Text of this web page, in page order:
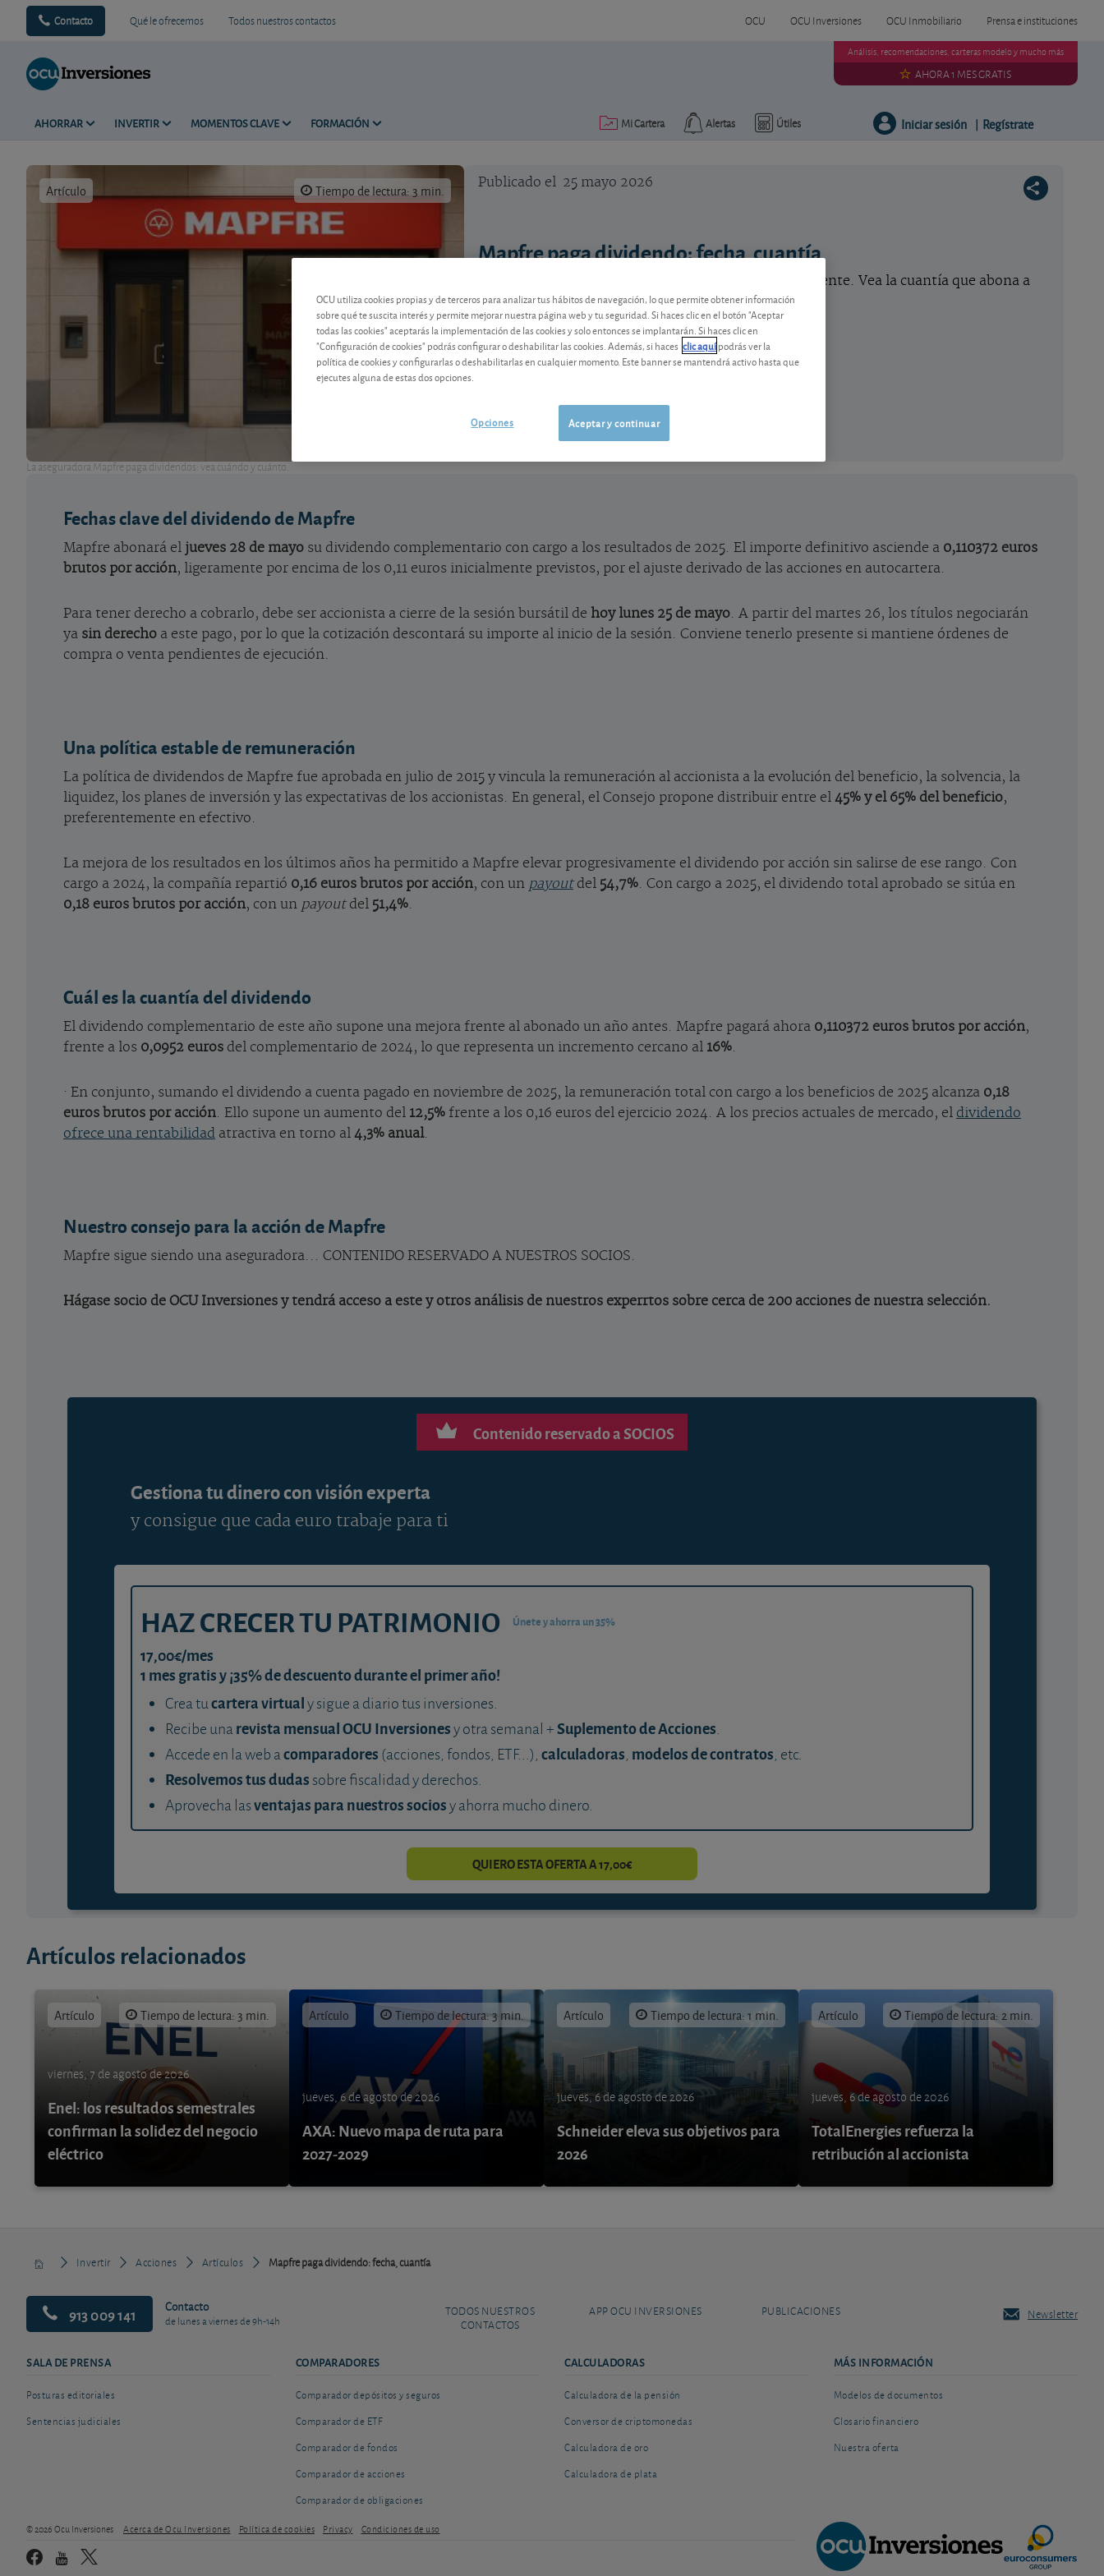
Contacto Qué le ofrecemos Todos nuestros contactos OCU OCU Inversiones OCU Inmobiliario Prensa e instituciones
AHORRAR INVERTIR MOMENTOS CLAVE FORMACIÓN Útiles
Alertas
Mi Cartera
Análisis, recomendaciones, carteras modelo y mucho más
AHORA 1 MES GRATIS
Iniciar sesión | Regístrate
Artículo Tiempo de lectura: 3 min.
La aseguradora Mapfre paga dividendos: vea cuándo y cuánto.
Publicado el 25 mayo 2026
Mapfre paga dividendo: fecha, cuantía
La aseguradora española abona dividendo próximamente. Vea la cuantía que abona a
sus accionistas y quién tiene derecho a cobrarlo.
Mapfre 4,454 EUR
Ver detalladamente
Fechas clave del dividendo de Mapfre
Mapfre abonará el jueves 28 de mayo su dividendo complementario con cargo a los resultados de 2025. El importe definitivo asciende a 0,110372 euros
brutos por acción, ligeramente por encima de los 0,11 euros inicialmente previstos, por el ajuste derivado de las acciones en autocartera.
Para tener derecho a cobrarlo, debe ser accionista a cierre de la sesión bursátil de hoy lunes 25 de mayo. A partir del martes 26, los títulos negociarán
ya sin derecho a este pago, por lo que la cotización descontará su importe al inicio de la sesión. Conviene tenerlo presente si mantiene órdenes de
compra o venta pendientes de ejecución.
Una política estable de remuneración
La política de dividendos de Mapfre fue aprobada en julio de 2015 y vincula la remuneración al accionista a la evolución del beneficio, la solvencia, la
liquidez, los planes de inversión y las expectativas de los accionistas. En general, el Consejo propone distribuir entre el 45% y el 65% del beneficio,
preferentemente en efectivo.
La mejora de los resultados en los últimos años ha permitido a Mapfre elevar progresivamente el dividendo por acción sin salirse de ese rango. Con
cargo a 2024, la compañía repartió 0,16 euros brutos por acción, con un payout del 54,7%. Con cargo a 2025, el dividendo total aprobado se sitúa en
0,18 euros brutos por acción, con un payoutdel 51,4%.
Cuál es la cuantía del dividendo
El dividendo complementario de este año supone una mejora frente al abonado un año antes. Mapfre pagará ahora 0,110372 euros brutos por acción,
frente a los 0,0952 euros del complementario de 2024, lo que representa un incremento cercano al 16%.
· En conjunto, sumando el dividendo a cuenta pagado en noviembre de 2025, la remuneración total con cargo a los beneficios de 2025 alcanza 0,18
euros brutos por acción. Ello supone un aumento del 12,5% frente a los 0,16 euros del ejercicio 2024. A los precios actuales de mercado, el dividendo
ofrece una rentabilidad atractiva en torno al 4,3% anual.
Nuestro consejo para la acción de Mapfre
Mapfre sigue siendo una aseguradora... CONTENIDO RESERVADO A NUESTROS SOCIOS.
Hágase socio de OCU Inversiones y tendrá acceso a este y otros análisis de nuestros experrtos sobre cerca de 200 acciones de nuestra selección.
Contenido reservado a SOCIOS
Gestiona tu dinero con visión experta
y consigue que cada euro trabaje para ti
HAZ CRECER TU PATRIMONIO Únete y ahorra un 35%
17,00€/mes
1 mes gratis y ¡35% de descuento durante el primer año!
Crea tucartera virtualy sigue a diario tus inversiones.
Recibe unarevista mensual OCU Inversionesy otra semanal +Suplemento de Acciones.
Accede en la web acomparadores (acciones, fondos, ETF...), calculadoras, modelos de contratos, etc.
Resolvemos tus dudas sobre fiscalidad y derechos.
Aprovecha lasventajas para nuestros sociosy ahorra mucho dinero.
QUIERO ESTA OFERTA A 17,00€
Artículos relacionados
Artículo Tiempo de lectura: 3 min.
viernes, 7 de agosto de 2026
Enel: los resultados semestrales
confirman la solidez del negocio
eléctrico
Artículo Tiempo de lectura: 3 min.
jueves, 6 de agosto de 2026
AXA: Nuevo mapa de ruta para
2027-2029
Artículo Tiempo de lectura: 1 min.
jueves, 6 de agosto de 2026
Schneider eleva sus objetivos para
2026
Artículo Tiempo de lectura: 2 min.
jueves, 6 de agosto de 2026
TotalEnergies refuerza la
retribución al accionista
Invertir Acciones Artículos Mapfre paga dividendo: fecha, cuantía
913 009 141 Contacto
de lunes a viernes de 9h-14h
TODOS NUESTROS
CONTACTOS
APP OCU INVERSIONES PUBLICACIONES Newsletter
SALA DE PRENSA
Posturas editoriales
Sentencias judiciales
COMPARADORES
Comparador depósitos y seguros
Comparador de ETF
Comparador de fondos
Comparador de acciones
Comparador de obligaciones
CALCULADORAS
Calculadora de la pensión
Conversor de criptomonedas
Calculadora de oro
Calculadora de plata
MÁS INFORMACIÓN
Modelos de documentos
Glosario financiero
Nuestra oferta
© 2026 Ocu Inversiones Acerca de Ocu Inversiones Política de cookies Privacy Condiciones de uso
OCU utiliza cookies propias y de terceros para analizar tus hábitos de navegación, lo que permite obtener información
sobre qué te suscita interés y permite mejorar nuestra página web y tu seguridad. Si haces clic en el botón "Aceptar
todas las cookies" aceptarás la implementación de las cookies y solo entonces se implantarán. Si haces clic en
"Configuración de cookies" podrás configurar o deshabilitar las cookies. Además, si haces clic aquípodrás ver la
política de cookies y configurarlas o deshabilitarlas en cualquier momento. Este banner se mantendrá activo hasta que
ejecutes alguna de estas dos opciones.
Aceptar y continuar
Opciones